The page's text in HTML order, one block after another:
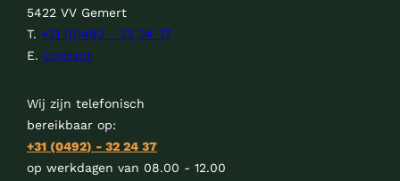
5422 VV Gemert
T. +31 (0)492 - 32 24 37
E. Contact
Wij zijn telefonisch
bereikbaar op:
+31 (0492) - 32 24 37
op werkdagen van 08.00 - 12.00